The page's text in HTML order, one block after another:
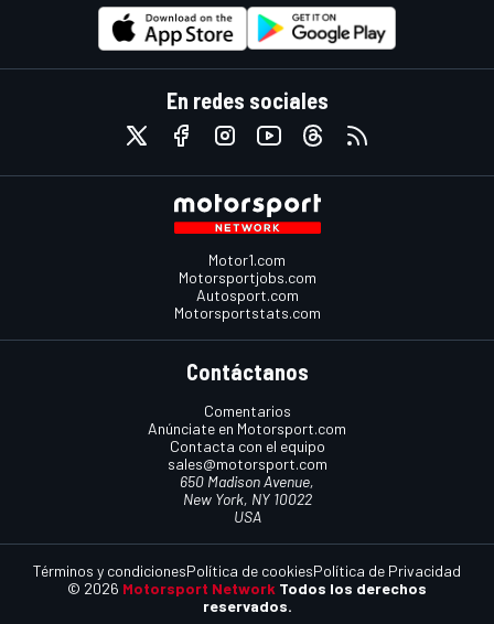
En redes sociales
Motor1.com
Motorsportjobs.com
Autosport.com
Motorsportstats.com
Contáctanos
Comentarios
Anúnciate en Motorsport.com
Contacta con el equipo
sales@motorsport.com
650 Madison Avenue,
New York, NY 10022
USA
© 2026 Motorsport Network Todos los derechos
reservados.
Términos y condicionesPolítica de cookiesPolítica de Privacidad